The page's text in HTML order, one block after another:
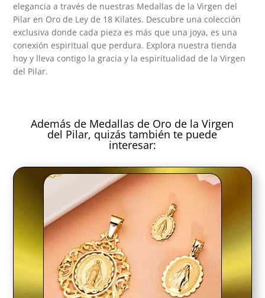
elegancia a través de nuestras Medallas de la Virgen del
Pilar en Oro de Ley de 18 Kilates. Descubre una colección
exclusiva donde cada pieza es más que una joya, es una
conexión espiritual que perdura. Explora nuestra tienda
hoy y lleva contigo la gracia y la espiritualidad de la Virgen
del Pilar.
Además de Medallas de Oro de la Virgen
del Pilar, quizás también te puede
interesar: